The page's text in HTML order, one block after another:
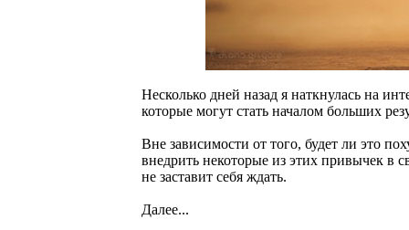
Несколько дней назад я наткнулась на
которые могут стать началом больших
Вне зависимости от того, будет ли это
внедрить некоторые из этих привычек в
не заставит себя ждать.
Далее...